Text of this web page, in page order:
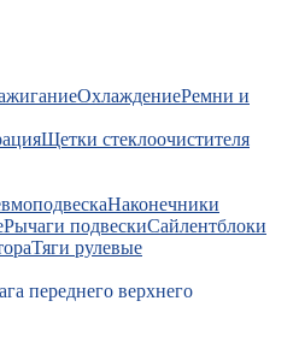
ОхлаждениеРемни и
Щетки стеклоочистителя
Наконечники
Рычаги подвескиСайлентблоки
Тяги рулевые
переднего верхнего